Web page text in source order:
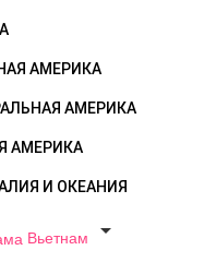
АМЕРИКА
АМЕРИКА
АМЕРИКА
И ОКЕАНИЯ
Вьетнам
